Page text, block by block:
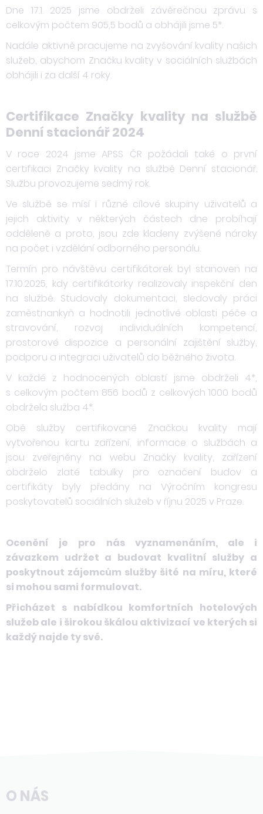
Dne 17.1. 2025 jsme obdrželi závěrečnou zprávu s
celkovým počtem 905,5 bodů a obhájili jsme 5*.
Nadále aktivně pracujeme na zvyšování kvality našich
služeb, abychom Značku kvality v sociálních službách
obhájili i za další 4 roky.
Certifikace Značky kvality na službě
Denní stacionář 2024
V roce 2024 jsme APSS ČR požádali také o první
certifikaci Značky kvality na službě Denní stacionář.
Službu provozujeme sedmý rok.
Ve službě se mísí i různé cílové skupiny uživatelů a
jejich aktivity v některých částech dne probíhají
odděleně a proto, jsou zde kladeny zvýšené nároky
na počet i vzdělání odborného personálu.
Termín pro návštěvu certifikátorek byl stanoven na
17.10.2025, kdy certifikátorky realizovaly inspekční den
na službě. Studovaly dokumentaci, sledovaly práci
zaměstnankyň a hodnotili jednotlivé oblasti péče a
stravování, rozvoj individuálních kompetencí,
prostorové dispozice a personální zajištění služby,
podporu a integraci uživatelů do běžného života.
V každé z hodnocených oblastí jsme obdrželi 4*,
s celkovým počtem 856 bodů z celkových 1000 bodů
obdržela služba 4*.
Obě služby certifikované Značkou kvality mají
vytvořenou kartu zařízení, informace o službách a
jsou zveřejněny na webu Značky kvality, zařízení
obdrželo zlaté tabulky pro označení budov a
certifikáty byly předány na Výročním kongresu
poskytovatelů sociálních služeb v říjnu 2025 v Praze.
Ocenění je pro nás vyznamenáním, ale i
závazkem udržet a budovat kvalitní služby a
poskytnout zájemcům služby šité na míru, které
si mohou sami formulovat.
Přicházet s nabídkou komfortních hotelových
služeb ale i širokou škálou aktivizací ve kterých si
každý najde ty své.
O NÁS